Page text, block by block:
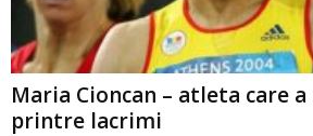
Maria Cioncan – atleta care
printre lacrimi